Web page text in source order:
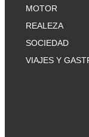
MOTOR
REALEZA
SOCIEDAD
VIAJES Y